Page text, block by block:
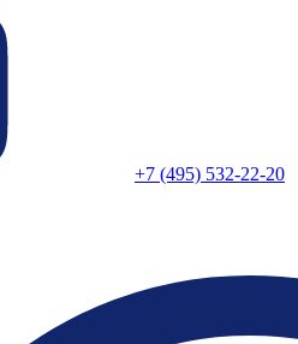
+7 (495) 532-22-20